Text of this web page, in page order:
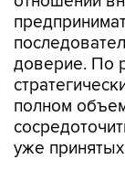
доверие. По
полном
уже